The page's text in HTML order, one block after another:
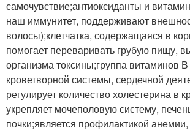
самочувствие;антиоксиданты и
наш иммунитет, поддерживают
волосы);клетчатка, содержащаяся в
помогает переваривать грубую пищу,
организма токсины;группа витаминов
кроветворной системы, сердечной
регулирует количество холестерина в
укрепляет мочеполовую систему,
почки;является профилактикой анемии,